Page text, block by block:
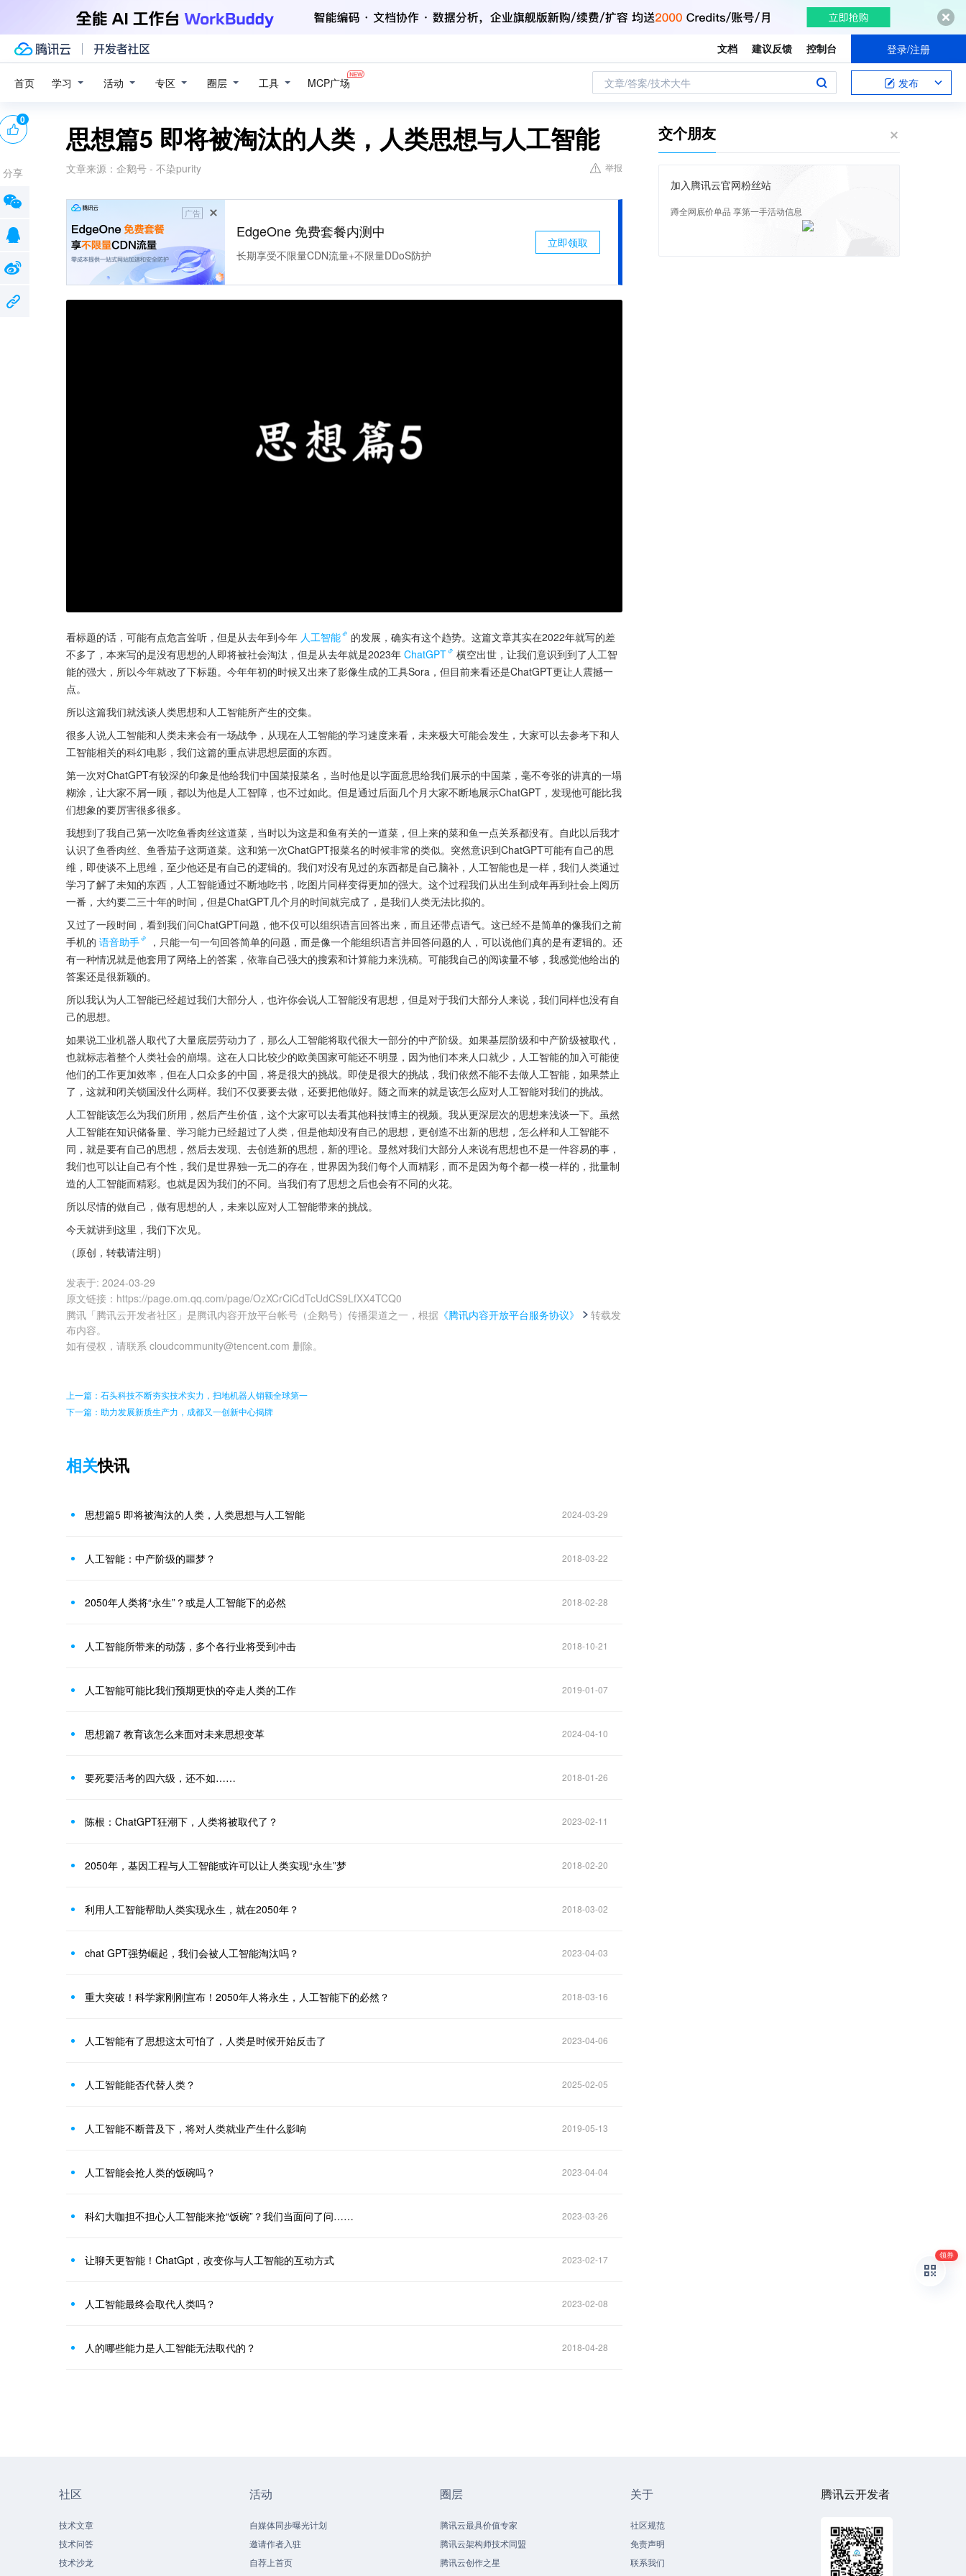
文档 建议反馈 控制台 登录/注册
首页 学习 活动 专区 圈层 工具 MCP广场 文章/答案/技术大牛 发布
思想篇5 即将被淘汰的人类，人类思想与人工智能
文章来源： 企鹅号 - 不染purity 举报
广告
EdgeOne 免费套餐内测中
长期享受不限量CDN流量+不限量DDoS防护
立即领取
看标题的话，可能有点危言耸听，但是从去年到今年 人工智能
的发展，确实有这个趋势。这篇文章其实在2022年就写的差
不多了，本来写的是没有思想的人即将被社会淘汰，但是从去年就是2023年 ChatGPT
横空出世，让我们意识到到了人工智
能的强大，所以今年就改了下标题。今年年初的时候又出来了影像生成的工具Sora，但目前来看还是ChatGPT更让人震撼一
点。
所以这篇我们就浅谈人类思想和人工智能所产生的交集。
很多人说人工智能和人类未来会有一场战争，从现在人工智能的学习速度来看，未来极大可能会发生，大家可以去参考下和人
工智能相关的科幻电影，我们这篇的重点讲思想层面的东西。
第一次对ChatGPT有较深的印象是他给我们中国菜报菜名，当时他是以字面意思给我们展示的中国菜，毫不夸张的讲真的一塌
糊涂，让大家不屑一顾，都以为他是人工智障，也不过如此。但是通过后面几个月大家不断地展示ChatGPT，发现他可能比我
们想象的要厉害很多很多。
我想到了我自己第一次吃鱼香肉丝这道菜，当时以为这是和鱼有关的一道菜，但上来的菜和鱼一点关系都没有。自此以后我才
认识了鱼香肉丝、鱼香茄子这两道菜。这和第一次ChatGPT报菜名的时候非常的类似。突然意识到ChatGPT可能有自己的思
维，即使谈不上思维，至少他还是有自己的逻辑的。我们对没有见过的东西都是自己脑补，人工智能也是一样，我们人类通过
学习了解了未知的东西，人工智能通过不断地吃书，吃图片同样变得更加的强大。这个过程我们从出生到成年再到社会上阅历
一番，大约要二三十年的时间，但是ChatGPT几个月的时间就完成了，是我们人类无法比拟的。
又过了一段时间，看到我们问ChatGPT问题，他不仅可以组织语言回答出来，而且还带点语气。这已经不是简单的像我们之前
手机的 语音助手
，只能一句一句回答简单的问题，而是像一个能组织语言并回答问题的人，可以说他们真的是有逻辑的。还
有一种情况就是他套用了网络上的答案，依靠自己强大的搜索和计算能力来洗稿。可能我自己的阅读量不够，我感觉他给出的
答案还是很新颖的。
所以我认为人工智能已经超过我们大部分人，也许你会说人工智能没有思想，但是对于我们大部分人来说，我们同样也没有自
己的思想。
如果说工业机器人取代了大量底层劳动力了，那么人工智能将取代很大一部分的中产阶级。如果基层阶级和中产阶级被取代，
也就标志着整个人类社会的崩塌。这在人口比较少的欧美国家可能还不明显，因为他们本来人口就少，人工智能的加入可能使
他们的工作更加效率，但在人口众多的中国，将是很大的挑战。即使是很大的挑战，我们依然不能不去做人工智能，如果禁止
了，这就和闭关锁国没什么两样。我们不仅要要去做，还要把他做好。随之而来的就是该怎么应对人工智能对我们的挑战。
人工智能该怎么为我们所用，然后产生价值，这个大家可以去看其他科技博主的视频。我从更深层次的思想来浅谈一下。虽然
人工智能在知识储备量、学习能力已经超过了人类，但是他却没有自己的思想，更创造不出新的思想，怎么样和人工智能不
同，就是要有自己的思想，然后去发现、去创造新的思想，新的理论。显然对我们大部分人来说有思想也不是一件容易的事，
我们也可以让自己有个性，我们是世界独一无二的存在，世界因为我们每个人而精彩，而不是因为每个都一模一样的，批量制
造的人工智能而精彩。也就是因为我们的不同。当我们有了思想之后也会有不同的火花。
所以尽情的做自己，做有思想的人，未来以应对人工智能带来的挑战。
今天就讲到这里，我们下次见。
（原创，转载请注明）
发表于: 2024-03-29
原文链接 ： https://page.om.qq.com/page/OzXCrCiCdTcUdCS9LfXX4TCQ0
腾讯「腾讯云开发者社区」是腾讯内容开放平台帐号（企鹅号）传播渠道之一，根据 《腾讯内容开放平台服务协议》
转载发
布内容。
如有侵权，请联系 cloudcommunity@tencent.com 删除。
0
分享
上一篇：石头科技不断夯实技术实力，扫地机器人销额全球第一
下一篇：助力发展新质生产力，成都又一创新中心揭牌
相关快讯
思想篇5 即将被淘汰的人类，人类思想与人工智能 2024-03-29
人工智能：中产阶级的噩梦？ 2018-03-22
2050年人类将“永生”？或是人工智能下的必然 2018-02-28
人工智能所带来的动荡，多个各行业将受到冲击 2018-10-21
人工智能可能比我们预期更快的夺走人类的工作 2019-01-07
思想篇7 教育该怎么来面对未来思想变革 2024-04-10
要死要活考的四六级，还不如…… 2018-01-26
陈根：ChatGPT狂潮下，人类将被取代了？ 2023-02-11
2050年，基因工程与人工智能或许可以让人类实现“永生”梦 2018-02-20
利用人工智能帮助人类实现永生，就在2050年？ 2018-03-02
chat GPT强势崛起，我们会被人工智能淘汰吗？ 2023-04-03
重大突破！科学家刚刚宣布！2050年人将永生，人工智能下的必然？ 2018-03-16
人工智能有了思想这太可怕了，人类是时候开始反击了 2023-04-06
人工智能能否代替人类？ 2025-02-05
人工智能不断普及下，将对人类就业产生什么影响 2019-05-13
人工智能会抢人类的饭碗吗？ 2023-04-04
科幻大咖担不担心人工智能来抢“饭碗”？我们当面问了问…… 2023-03-26
让聊天更智能！ChatGpt，改变你与人工智能的互动方式 2023-02-17
人工智能最终会取代人类吗？ 2023-02-08
人的哪些能力是人工智能无法取代的？ 2018-04-28
交个朋友
加入腾讯云官网粉丝站
蹲全网底价单品 享第一手活动信息
社区
技术文章
技术问答
技术沙龙
活动
自媒体同步曝光计划
邀请作者入驻
自荐上首页
圈层
腾讯云最具价值专家
腾讯云架构师技术同盟
腾讯云创作之星
关于
社区规范
免责声明
联系我们
腾讯云开发者
领券